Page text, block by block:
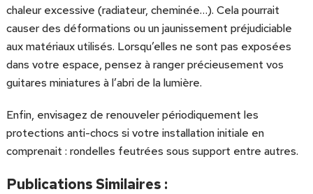
chaleur excessive (radiateur, cheminée…). Cela pourrait
causer des déformations ou un jaunissement préjudiciable
aux matériaux utilisés. Lorsqu’elles ne sont pas exposées
dans votre espace, pensez à ranger précieusement vos
guitares miniatures à l’abri de la lumière.
Enfin, envisagez de renouveler périodiquement les
protections anti-chocs si votre installation initiale en
comprenait : rondelles feutrées sous support entre autres.
Publications Similaires :